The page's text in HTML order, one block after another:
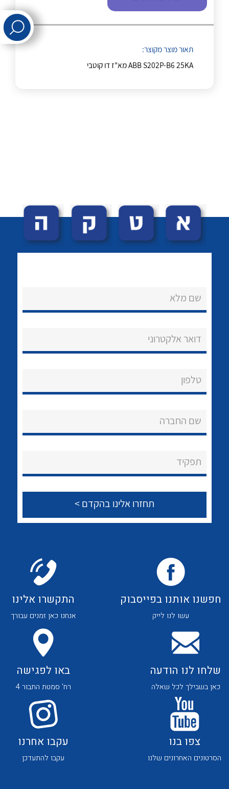
הצוות שלנו
שאלות ותשובות
שירותי תמיכה
צור קשר
לכל מוצרי היצרן לכל מוצרי היצרן
לכל מוצרי היצרן לכל מוצרי היצרן
לכל מוצרי היצרן
לכל מוצרי היצרן לכל מוצרי היצרן
לכל מוצרי היצרן לכל מוצרי היצרן
תאור מוצר מקוצר:
ABB S202P-B6 25KA מא"ז דו קוטבי
שם מלא
דואר אלקטרוני
טלפון
שם החברה
תפקיד
חפשנו אותנו בפייסבוק
עשו לנו לייק
התקשרו אלינו
אנחנו כאן זמנים עבורך
שלחו לנו הודעה
כאן בשבילך לכל שאלה
באו לפגישה
רח' סמטת התבור 4
צפו בנו
הסרטונים האחרונים שלנו
עקבו אחרנו
עקבו להתעדכן